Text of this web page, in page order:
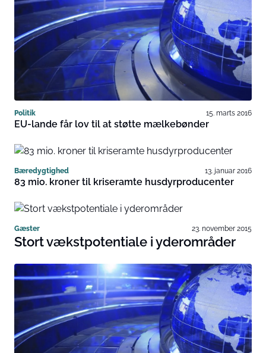
Politik 15. marts 2016
EU-lande får lov til at støtte mælkebønder
Bæredygtighed 13. januar 2016
83 mio. kroner til kriseramte husdyrproducenter
Gæster 23. november 2015
Stort vækstpotentiale i yderområder